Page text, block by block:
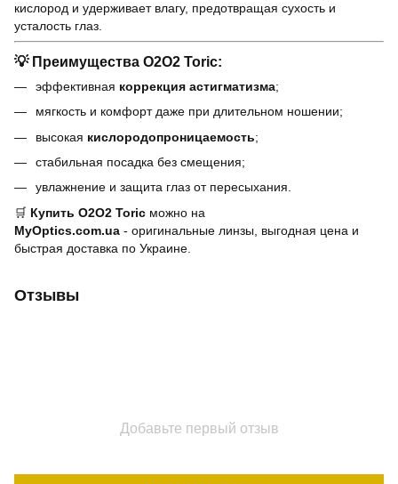
кислород и удерживает влагу, предотвращая сухость и
усталость глаз.
💡 Преимущества O2O2 Toric:
эффективная коррекция астигматизма;
мягкость и комфорт даже при длительном ношении;
высокая кислородопроницаемость;
стабильная посадка без смещения;
увлажнение и защита глаз от пересыхания.
🛒 Купить O2O2 Toric можно на
MyOptics.com.ua - оригинальные линзы, выгодная цена и
быстрая доставка по Украине.
Отзывы
Добавьте первый отзыв